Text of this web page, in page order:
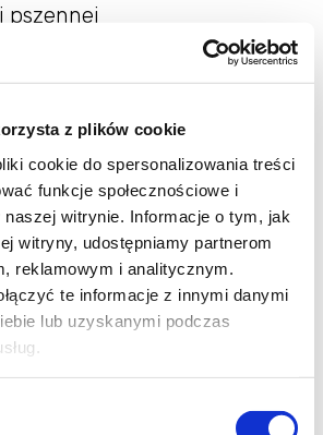
z plików cookie
cookie do spersonalizowania treści
funkcje społecznościowe i
witrynie. Informacje o tym, jak
witryny, udostępniamy partnerom
reklamowym i analitycznym.
te informacje z innymi danymi
lub uzyskanymi podczas
pszennej
cukru do wypieków
pudru